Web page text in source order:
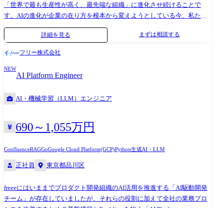
「世界で最も生産性が高く、最先端な組織」に進化させ続けることで
す。AIの進化が企業の在り方を根本から変えようとしている今、私たち
はその変化を自ら作り出す側として社会をリードします。AIを単なる
「ツール」ではなく、経営と業務の「核」に据える。2,000人以上の規模
の組織がAIによって爆速化する、その基盤をゼロから構想し、実装す
状の課題/今後取り組みたいこと ・freeeでは、全社員が「マジ価値(本質
的価値)」を届け切ることに集中できるよう、理想の業務環境を追求して
います。 ・現在、私たちが目指しているのは、「AIネイティブな業務環
境」の実現と継続的な進化です。 -全社横断的なRAG(検索拡張生成)の構
の精度を最大化するためのデータパイプラインとルールの再整備 ・今期
よりAI開発体制を大幅に強化し、freeeの経営そのものにAIを組み込んで
いくフェーズに突入します。 ・この壮大なビジョンを共に描き、技術で
容詳細 ・単なる開発にとどまらず、技術選定から組織への実装まで、広
験の設計: n8nなどを活用し、従業員のワークフローをAI前提で再定義
し、実装する ・技術選定とアーキテクチャ設計: LLM等の最新ソリュー
詳細を見る まずは相談する
フリー株式会社
NEW
AI Platform Engineer
AI・機械学習（LLM）エンジニア
690～1,055万円
ConfluenceRAGGoGoogle Cloud Platform(GCP)Python生成AI・LLM
正社員 東京都品川区
freeeにはいままでプロダクト開発組織のAI活用を推進する「AI駆動開発
チーム」が存在していましたが、それらの役割に加えて全社の業務プロ